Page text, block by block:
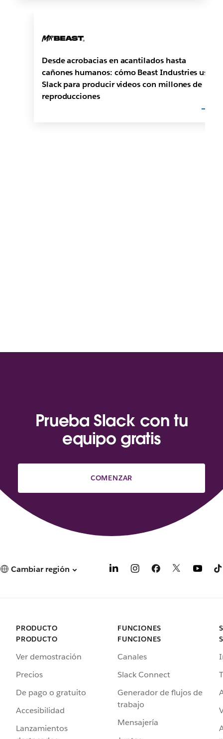
Desde acrobacias en acantilados hasta
cañones humanos: cómo Beast Industries usa
Slack para producir videos con millones de
reproducciones
Prueba Slack con tu
equipo gratis
COMENZAR
Cambiar región
PRODUCTO
PRODUCTO
Ver demostración
Precios
De pago o gratuito
Accesibilidad
Lanzamientos
FUNCIONES
FUNCIONES
Canales
Slack Connect
Generador de flujos de
trabajo
Mensajería